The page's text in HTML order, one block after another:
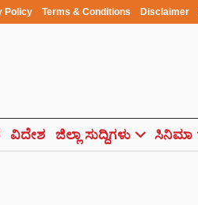
Policy Terms & Conditions Disclaimer
ವಿದೇಶ ಜಿಲ್ಲಾ ಸುದ್ದಿಗಳು ಸಿನಿಮಾ